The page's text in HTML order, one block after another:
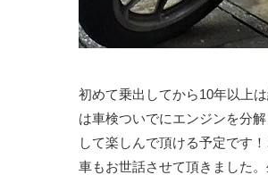
初めて乗出してから10年以上
は車検ついでにエンジンを分
して楽しんで頂ける予定です
車もお世話させて頂きました